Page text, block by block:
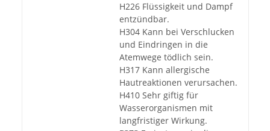
H226 Flüssigkeit und Dampf
entzündbar.
H304 Kann bei Verschlucken
und Eindringen in die
Atemwege tödlich sein.
H317 Kann allergische
Hautreaktionen verursachen.
H410 Sehr giftig für
Wasserorganismen mit
langfristiger Wirkung.